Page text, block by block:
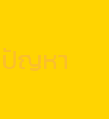
ปัญหา